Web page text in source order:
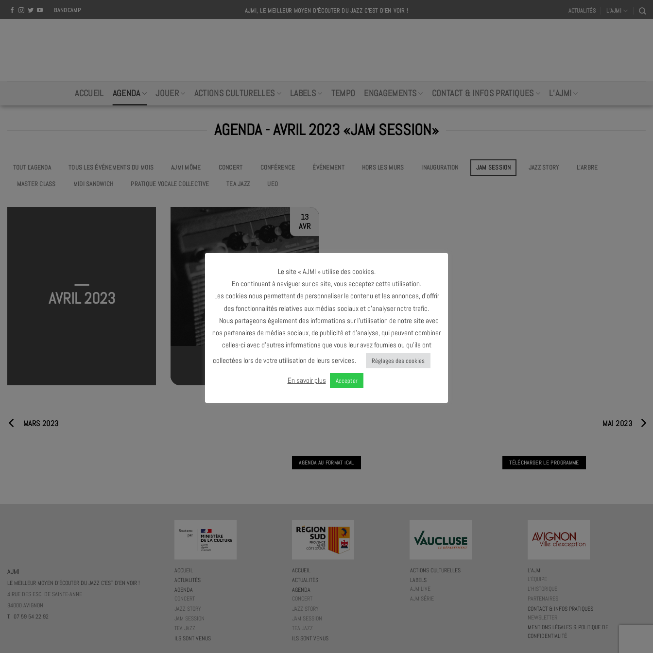
Skip
to
BANDCAMP AJMI, LE MEILLEUR MOYEN D'ÉCOUTER DU JAZZ C'EST D'EN VOIR ! ACTUALITÉS L’AJMI
ACCUEIL AGENDA JOUER ACTIONS CULTURELLES LABELS TEMPO ENGAGEMENTS CONTACT & INFOS PRATIQUES L’AJMI
AGENDA - AVRIL 2023 «JAM SESSION»
TOUT L'AGENDA TOUS LES ÉVÉNEMENTS DU MOIS AJMI MÔME CONCERT CONFÉRENCE ÉVÉNEMENT HORS LES MURS INAUGURATION JAM SESSION JAZZ STORY
L’ARBRE
MASTER CLASS
MIDI SANDWICH PRATIQUE VOCALE COLLECTIVE TEA JAZZ UEO
AVRIL 2023
13
AVR
JAM SESSION #6
TERMINÉ
MARS 2023 MAI 2023
AGENDA AU FORMATICAL TÉLÉCHARGER LE PROGRAMME
AJMI
LE MEILLEUR MOYEN D'ÉCOUTER DU JAZZ C'EST D'EN VOIR !
4 RUE DES ESC. DE SAINTE-ANNE
84000 AVIGNON
T. 07 59 54 22 92
ACCUEIL
ACTUALITÉS
AGENDA
CONCERT
JAZZ STORY
JAM SESSION
TEA JAZZ
ILS SONT VENUS
ACCUEIL
ACTUALITÉS
AGENDA
CONCERT
JAZZ STORY
JAM SESSION
TEA JAZZ
ILS SONT VENUS
ACTIONS CULTURELLES
LABELS
AJMILIVE
AJMISÉRIE
L’AJMI
L’ÉQUIPE
L’HISTORIQUE
PARTENAIRES
CONTACT & INFOS PRATIQUES
NEWSLETTER
MENTIONS LÉGALES & POLITIQUE DE
CONFIDENTIALITÉ
Le site « AJMI » utilise des cookies.
En continuant à naviguer sur ce site, vous acceptez cette utilisation.
Les cookies nous permettent de personnaliser le contenu et les annonces, d’offrir
des fonctionnalités relatives aux médias sociaux et d’analyser notre trafic.
Nous partageons également des informations sur l’utilisation de notre site avec
nos partenaires de médias sociaux, de publicité et d’analyse, qui peuvent combiner
celles-ci avec d’autres informations que vous leur avez fournies ou qu’ils ont
collectées lors de votre utilisation de leurs services.
Réglages des cookies
En savoir plus Accepter